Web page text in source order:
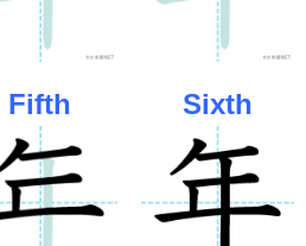
Fifth Sixth